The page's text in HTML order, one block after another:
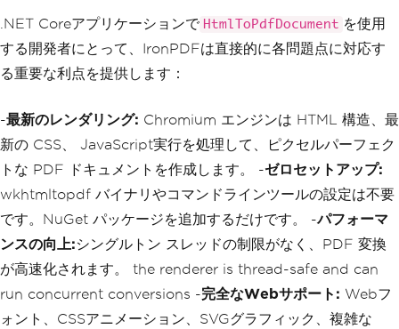
.NET Coreアプリケーションで HtmlToPdfDocument を使用
する開発者にとって、IronPDFは直接的に各問題点に対応す
る重要な利点を提供します：
-最新のレンダリング: Chromium エンジンは HTML 構造、最
新の CSS、 JavaScript実行を処理して、ピクセルパーフェク
トな PDF ドキュメントを作成します。 -ゼロセットアップ:
wkhtmltopdf バイナリやコマンドラインツールの設定は不要
です。NuGet パッケージを追加するだけです。 -パフォーマ
ンスの向上:シングルトン スレッドの制限がなく、PDF 変換
が高速化されます。 the renderer is thread-safe and can
run concurrent conversions -完全なWebサポート: Webフ
ォント、CSSアニメーション、SVGグラフィック、複雑な